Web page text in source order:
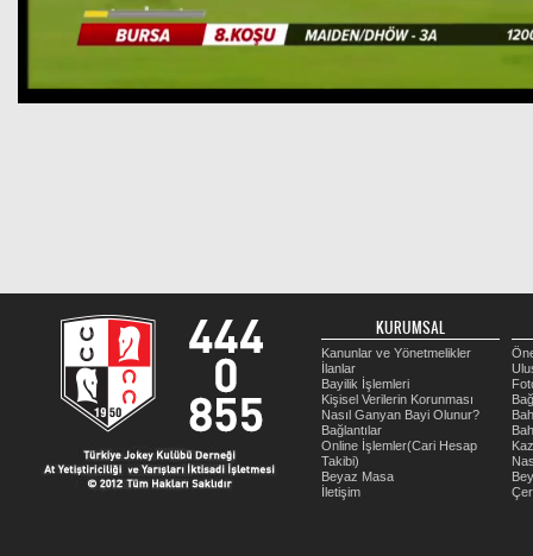
KURUMSAL
Kanunlar ve Yönetmelikler
İlanlar
Bayilik İşlemleri
Kişisel Verilerin Korunması
Nasıl Ganyan Bayi Olunur?
Bağlantılar
Online İşlemler(Cari Hesap
Takibi)
Beyaz Masa
İletişim